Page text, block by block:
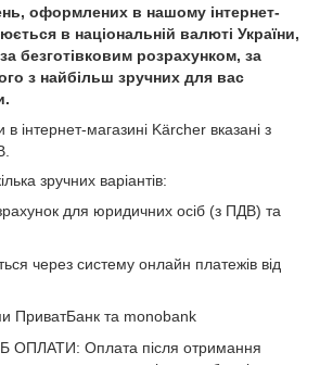
оформлених в нашому інтернет-
в національній валюті України,
безготівковим розрахунком, за
з найбільш зручних для вас
в інтернет-магазині Kärcher вказані з
зручних варіантів:
для юридичних осіб (з ПДВ) та
через систему онлайн платежів від
ПриватБанк та monobank
ОПЛАТИ: Оплата після отримання